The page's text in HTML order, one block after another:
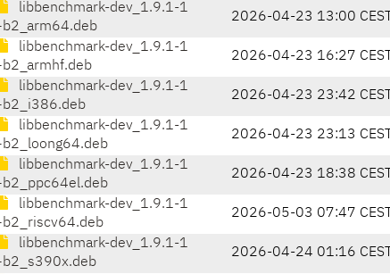
libbenchmark-dev_1.9.1-1
2026-04-23 13:00 CEST
libbenchmark-dev_1.9.1-1
2026-04-23 16:27 CEST
libbenchmark-dev_1.9.1-1
2026-04-23 23:42 CEST
libbenchmark-dev_1.9.1-1
2026-04-23 23:13 CEST
libbenchmark-dev_1.9.1-1
2026-04-23 18:38 CEST
libbenchmark-dev_1.9.1-1
2026-05-03 07:47 CEST
libbenchmark-dev_1.9.1-1
2026-04-24 01:16 CEST